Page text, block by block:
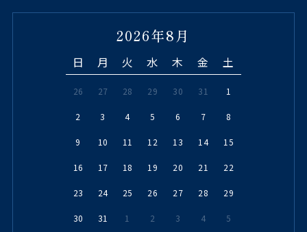
2026年8月
日 月 火 水 木 金 土
26 27 28 29 30 31 1
2 3 4 5 6 7 8
9 10 11 12 13 14 15
16 17 18 19 20 21 22
23 24 25 26 27 28 29
30 31 1 2 3 4 5